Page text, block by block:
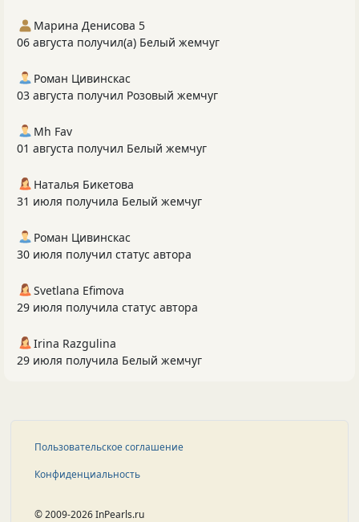
Марина Денисова 5
06 августа получил(а) Белый жемчуг
Роман Цивинскас
03 августа получил Розовый жемчуг
Mh Fav
01 августа получил Белый жемчуг
Наталья Бикетова
31 июля получила Белый жемчуг
Роман Цивинскас
30 июля получил статус автора
Svetlana Efimova
29 июля получила статус автора
Irina Razgulina
29 июля получила Белый жемчуг
Пользовательское соглашение
Конфиденциальность
© 2009-2026 InPearls.ru